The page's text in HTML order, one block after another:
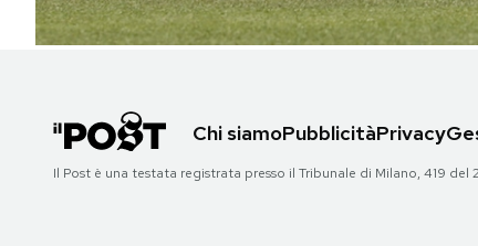
SHOP
AREA PERSONALE
Chi siamoPubblicitàPrivacy
Il Post è una testata registrata presso il Tribunale di Milano, 419